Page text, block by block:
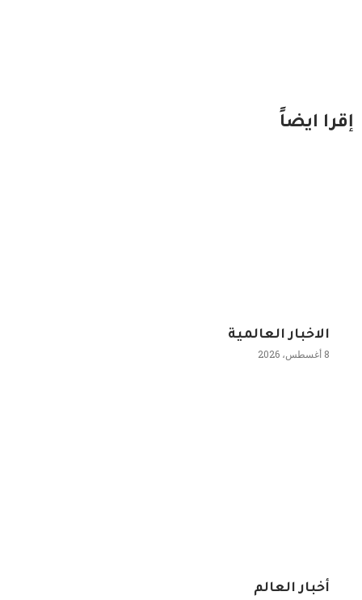
إقرا ايضاً
الاخبار العالمية
8 أغسطس، 2026
أخبار العالم